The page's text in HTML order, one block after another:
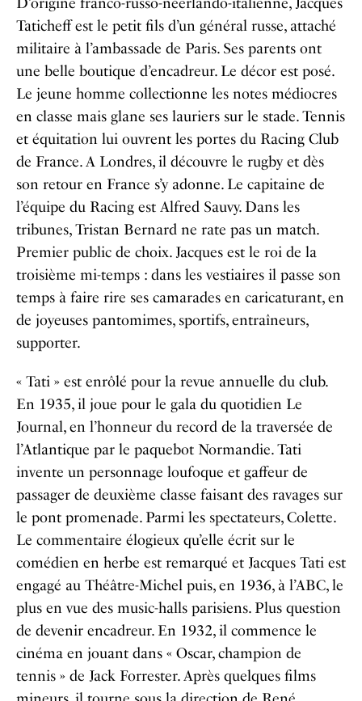
Taticheff est le petit fils d’un général russe, attaché
militaire à l’ambassade de Paris. Ses parents ont
une belle boutique d’encadreur. Le décor est posé.
Le jeune homme collectionne les notes médiocres
en classe mais glane ses lauriers sur le stade. Tennis
et équitation lui ouvrent les portes du Racing Club
de France. A Londres, il découvre le rugby et dès
son retour en France s’y adonne. Le capitaine de
l’équipe du Racing est Alfred Sauvy. Dans les
tribunes, Tristan Bernard ne rate pas un match.
Premier public de choix. Jacques est le roi de la
troisième mi-temps : dans les vestiaires il passe son
temps à faire rire ses camarades en caricaturant, en
de joyeuses pantomimes, sportifs, entraîneurs,
supporter.
« Tati » est enrôlé pour la revue annuelle du club.
En 1935, il joue pour le gala du quotidien Le
Journal, en l’honneur du record de la traversée de
l’Atlantique par le paquebot Normandie. Tati
invente un personnage loufoque et gaffeur de
passager de deuxième classe faisant des ravages sur
le pont promenade. Parmi les spectateurs, Colette.
Le commentaire élogieux qu’elle écrit sur le
comédien en herbe est remarqué et Jacques Tati est
engagé au Théâtre-Michel puis, en 1936, à l’ABC, le
plus en vue des music-halls parisiens. Plus question
de devenir encadreur. En 1932, il commence le
cinéma en jouant dans « Oscar, champion de
tennis » de Jack Forrester. Après quelques films